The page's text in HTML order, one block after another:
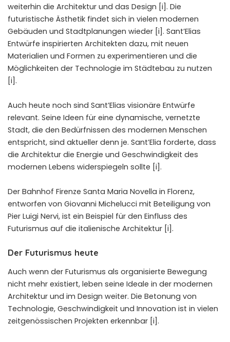
weiterhin die Architektur und das Design [i]. Die
futuristische Ästhetik findet sich in vielen modernen
Gebäuden und Stadtplanungen wieder [i]. Sant’Elias
Entwürfe inspirierten Architekten dazu, mit neuen
Materialien und Formen zu experimentieren und die
Möglichkeiten der Technologie im Städtebau zu nutzen
[i].
Auch heute noch sind Sant’Elias visionäre Entwürfe
relevant. Seine Ideen für eine dynamische, vernetzte
Stadt, die den Bedürfnissen des modernen Menschen
entspricht, sind aktueller denn je. Sant’Elia forderte, dass
die Architektur die Energie und Geschwindigkeit des
modernen Lebens widerspiegeln sollte [i].
Der Bahnhof Firenze Santa Maria Novella in Florenz,
entworfen von Giovanni Michelucci mit Beteiligung von
Pier Luigi Nervi, ist ein Beispiel für den Einfluss des
Futurismus auf die italienische Architektur [i].
Der Futurismus heute
Auch wenn der Futurismus als organisierte Bewegung
nicht mehr existiert, leben seine Ideale in der modernen
Architektur und im Design weiter. Die Betonung von
Technologie, Geschwindigkeit und Innovation ist in vielen
zeitgenössischen Projekten erkennbar [i].